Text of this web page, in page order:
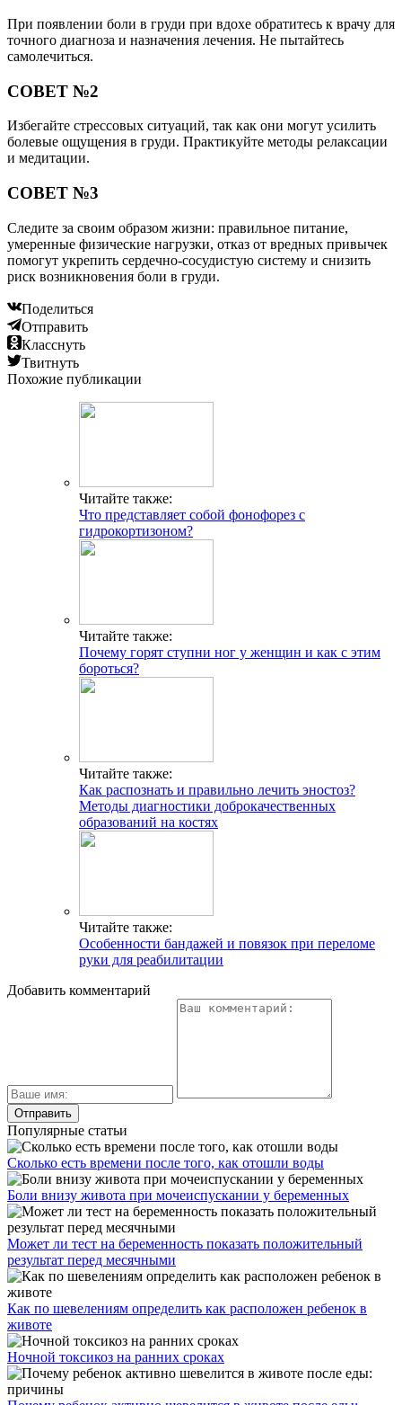
При появлении боли в груди при вдохе обратитесь к врачу для
точного диагноза и назначения лечения. Не пытайтесь
самолечиться.
СОВЕТ №2
Избегайте стрессовых ситуаций, так как они могут усилить
болевые ощущения в груди. Практикуйте методы релаксации
и медитации.
СОВЕТ №3
Следите за своим образом жизни: правильное питание,
умеренные физические нагрузки, отказ от вредных привычек
помогут укрепить сердечно-сосудистую систему и снизить
риск возникновения боли в груди.
Поделиться
Отправить
Класснуть
Твитнуть
Похожие публикации
Читайте также:
Что представляет собой фонофорез с
гидрокортизоном?
Читайте также:
Почему горят ступни ног у женщин и как с этим
бороться?
Читайте также:
Как распознать и правильно лечить эностоз?
Методы диагностики доброкачественных
образований на костях
Читайте также:
Особенности бандажей и повязок при переломе
руки для реабилитации
Добавить комментарий
Популярные статьи
Сколько есть времени после того, как отошли воды
Боли внизу живота при мочеиспускании у беременных
Может ли тест на беременность показать положительный
результат перед месячными
Как по шевелениям определить как расположен ребенок в
животе
Ночной токсикоз на ранних сроках